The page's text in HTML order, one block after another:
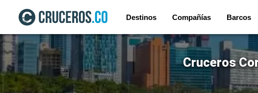
Destinos Compañías Barcos
Cruceros